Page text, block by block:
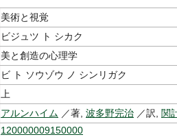
美術と視覚
ビジュツ ト シカク
美と創造の心理学
ビ ト ソウゾウ ノ シンリガク
上
アルンハイム ／著, 波多野完治 ／訳, 関
120000009150000